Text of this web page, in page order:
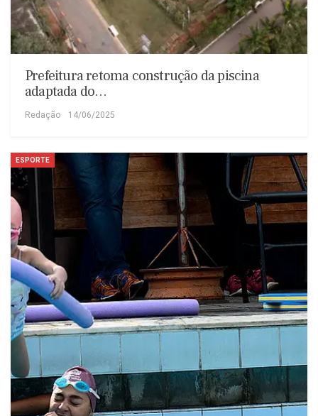
Prefeitura retoma construção da piscina
adaptada do…
Redação 14/06/2025
ESPORTE